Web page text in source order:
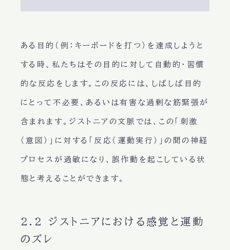
ある目的（例：キーボードを打つ）を達成しようと
する時、私たちはその目的に対して自動的・習慣
的な反応をします。この反応には、しばしば目的
にとって不必要、あるいは有害な過剰な筋緊張が
含まれます。ジストニアの文脈では、この「刺激
（意図）」に対する「反応（運動実行）」の間の神経
プロセスが過敏になり、誤作動を起こしている状
態と考えることができます。
2.2 ジストニアにおける感覚と運動
のズレ